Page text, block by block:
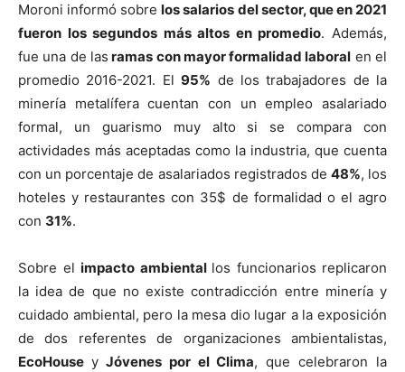
Moroni informó sobrelos salarios del sector, que en 2021
fueron los segundos más altos en promedio. Además,
fue una de las ramas con mayor formalidad laboral en el
promedio 2016-2021. El95% de los trabajadores de la
minería metalífera cuentan con un empleo asalariado
formal, un guarismo muy alto si se compara con
actividades más aceptadas como la industria, que cuenta
con un porcentaje de asalariados registrados de 48%, los
hoteles y restaurantes con 35$ de formalidad o el agro
con 31%.
Sobre el impacto ambiental los funcionarios replicaron
la idea de que no existe contradicción entre minería y
cuidado ambiental, pero la mesa dio lugar a la exposición
de dos referentes de organizaciones ambientalistas,
EcoHouse yJóvenes por el Clima, que celebraron la